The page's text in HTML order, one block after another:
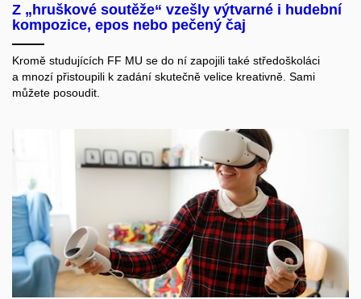
Z „hruškové soutěže“ vzešly výtvarné i hudební
kompozice, epos nebo pečený čaj
Kromě studujících FF MU se do ní zapojili také středoškoláci
a mnozí přistoupili k zadání skutečně velice kreativně. Sami
můžete posoudit.